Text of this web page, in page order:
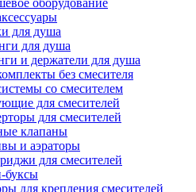
оборудование
для душа
для душа
и держатели для душа
без смесителя
со смесителем
для смесителей
для смесителей
клапаны
и аэраторы
для смесителей
буксы
для крепления смесителей